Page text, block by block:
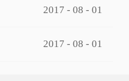
2017 - 08 - 01
2017 - 08 - 01